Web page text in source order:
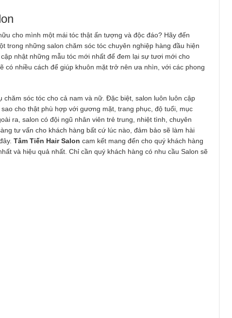
cho mình một mái tóc thật ấn tượng và độc đáo? Hãy đến
trong những salon chăm sóc tóc chuyên nghiệp hàng đầu hiện
nhật những mẫu tóc mới nhất để đem lại sự tươi mới cho
có nhiều cách để giúp khuôn mặt trở nên ưa nhìn, với các phong
chăm sóc tóc cho cả nam và nữ. Đặc biệt, salon luôn luôn cập
cho thật phù hợp với gương mặt, trang phục, độ tuổi, mục
ra, salon có đội ngũ nhân viên trẻ trung, nhiệt tình, chuyên
tư vấn cho khách hàng bất cứ lúc nào, đảm bảo sẽ làm hài
Tâm Tiến Hair Salon cam kết mang đến cho quý khách hàng
và hiệu quả nhất. Chỉ cần quý khách hàng có nhu cầu Salon sẽ